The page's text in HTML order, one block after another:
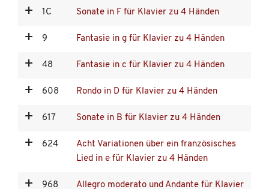
1C Sonate in F für Klavier zu 4 Händen
9 Fantasie in g für Klavier zu 4 Händen
48 Fantasie in c für Klavier zu 4 Händen
608 Rondo in D für Klavier zu 4 Händen
617 Sonate in B für Klavier zu 4 Händen
624
Acht Variationen über ein französisches
Lied in e für Klavier zu 4 Händen
968
Allegro moderato und Andante für Klavier